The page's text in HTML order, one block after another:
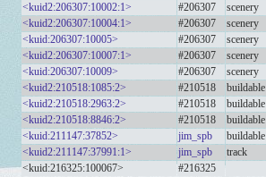
<kuid2:206307:10002:1>
#206307 scenery
<kuid2:206307:10004:1>
#206307 scenery
<kuid:206307:10005>
#206307 scenery
<kuid2:206307:10007:1>
#206307 scenery
<kuid:206307:10009>
#206307 scenery
<kuid2:210518:1085:2>
#210518 buildable
<kuid2:210518:2963:2>
#210518 buildable
<kuid2:210518:8846:2>
#210518 buildable
<kuid:211147:37852>
jim_spb buildable
<kuid2:211147:37991:1>
jim_spb track
<kuid:216325:100067>
#216325